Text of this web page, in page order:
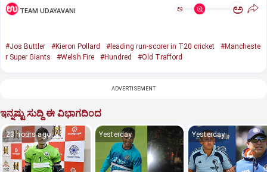
TEAM UDAYAVANI ಅ ಅ
#Jos Buttler #Kieron Pollard #leading run-scorer in T20 cricket
#Mancheste
r Super Giants
#Welsh Fire #Hundred #Old Trafford
ADVERTISEMENT
ಇನ್ನಷ್ಟು ಸುದ್ದಿ ಈ ವಿಭಾಗದಿಂದ
23 hours ago Yesterday Yesterday